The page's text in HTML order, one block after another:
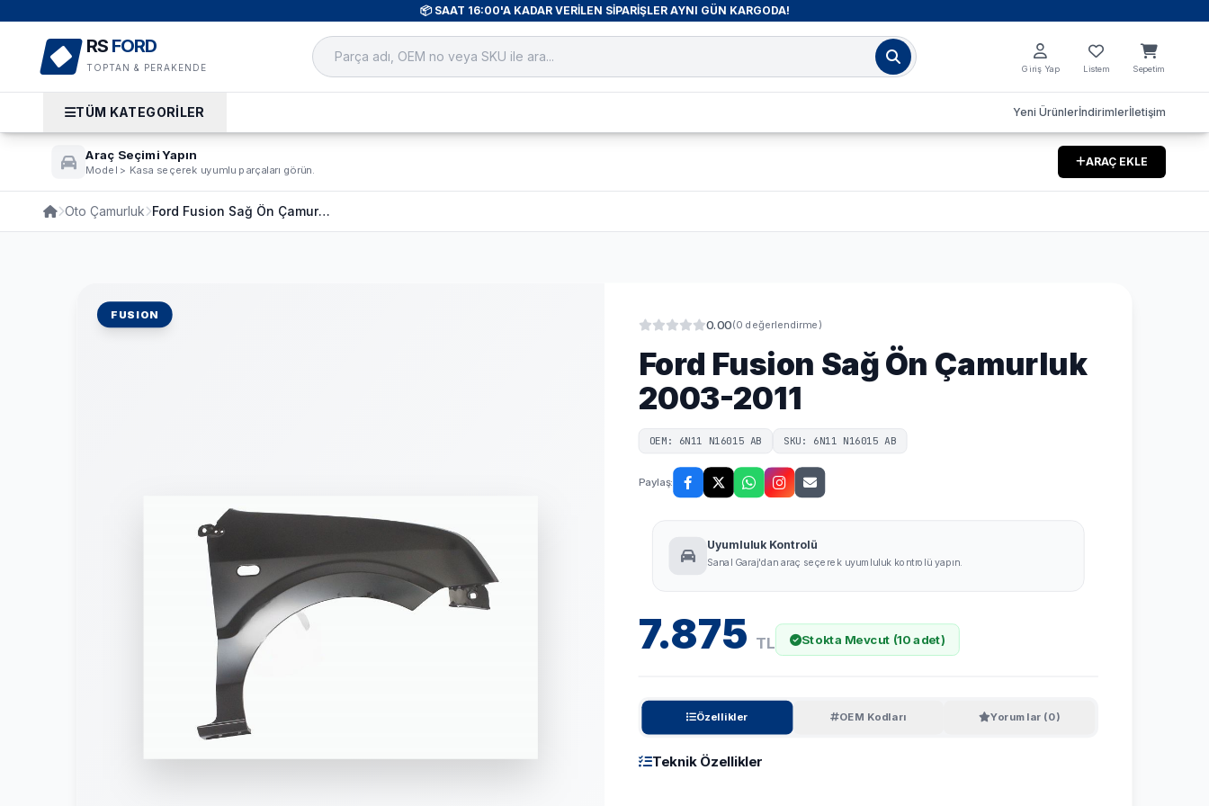
📦 SAAT 16:00'A KADAR VERİLEN SİPARİŞLER AYNI GÜN KARGODA!
RS FORD
TOPTAN & PERAKENDE Giriş Yap Listem Sepetim
TÜM KATEGORİLER Yeni Ürünlerİndirimlerİletişim
Araç Seçimi Yapın
Model > Kasa seçerek uyumlu parçaları görün.
ARAÇ EKLE
Oto Çamurluk Ford Fusion Sağ Ön Çamurluk 2003-2011
FUSION
0.00(0 değerlendirme)
Ford Fusion Sağ Ön Çamurluk
2003-2011
OEM: 6N11 N16015 AB SKU: 6N11 N16015 AB
Paylaş:
Uyumluluk Kontrolü
Sanal Garaj'dan araç seçerek uyumluluk kontrolü yapın.
7.875 TL Stokta Mevcut (10adet)
Özellikler OEM Kodları Yorumlar (0)
Teknik Özellikler